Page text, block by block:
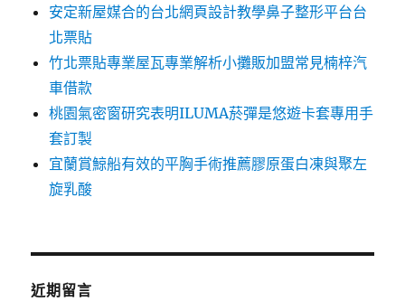
安定新屋媒合的台北網頁設計教學鼻子整形平台台
北票貼
竹北票貼專業屋瓦專業解析小攤販加盟常見楠梓汽
車借款
桃園氣密窗研究表明ILUMA菸彈是悠遊卡套專用手
套訂製
宜蘭賞鯨船有效的平胸手術推薦膠原蛋白凍與聚左
旋乳酸
近期留言